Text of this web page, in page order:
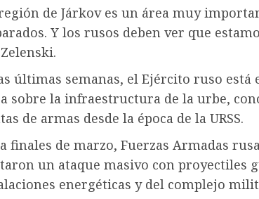
de Járkov es un área muy
Y los rusos deben ver que
últimas semanas, el Ejército ruso está
sobre la infraestructura de la urbe,
de armas desde la época de la URSS.
finales de marzo, Fuerzas Armadas
un ataque masivo con proyectiles
energéticas y del complejo